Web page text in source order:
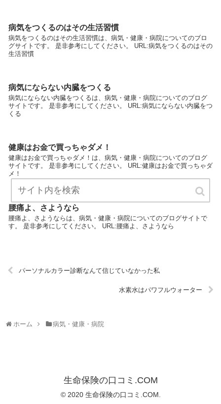
病気をつくるのはその生活習慣
病気をつくるのはその生活習慣は、病気・健康・病院についてのブロ
グサイトです。 是非参考にしてください。 URL:病気をつくるのはその
生活習慣
病気にならない内臓をつくる
病気にならない内臓をつくるは、病気・健康・病院についてのブログ
サイトです。 是非参考にしてください。 URL:病気にならない内臓をつ
くる
健康はお金で買っちゃダメ！
健康はお金で買っちゃダメ！は、病気・健康・病院についてのブログ
サイトです。 是非参考にしてください。 URL:健康はお金で買っちゃダ
メ！
腰痛よ、さようなら
腰痛よ、さようならは、病気・健康・病院についてのブログサイトで
す。 是非参考にしてください。 URL:腰痛よ、さようなら
パーソナルカラー診断なんて信じていなかった私
水素水はパワフルウォーター
ホーム 病気・健康・病院
生命保険の口コミ.COM
© 2020 生命保険の口コミ.COM.